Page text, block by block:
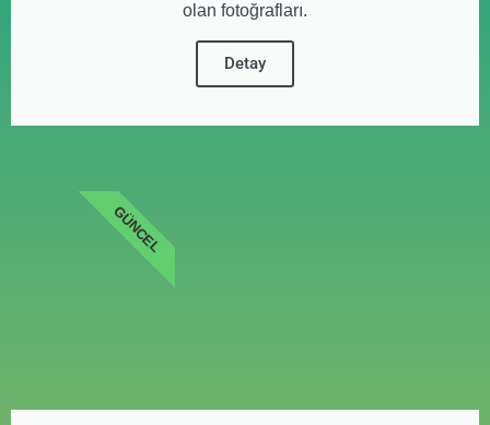
olan fotoğrafları.
Detay
GÜNCEL